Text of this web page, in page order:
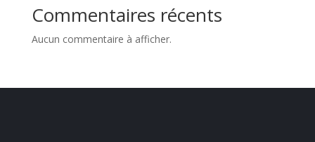
Commentaires récents
Aucun commentaire à afficher.